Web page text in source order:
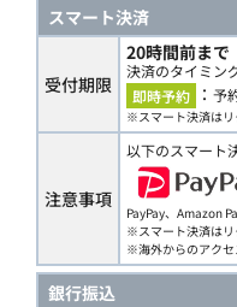
スマート決済
受付期限
20時間前まで
決済のタイミン
即時予約
： 予
※スマート決済はリ
注意事項
以下のスマート
PayPay、Amazon
※スマート決済はリ
※海外からのアクセ
銀行振込